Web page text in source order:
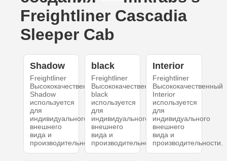
Freightliner Cascadia
Sleeper Cab
Shadow
Freightliner
Высококачественный
Shadow
используется
для
индивидуального
внешнего
вида и
производительности.
black
Freightliner
Высококачественный
black
используется
для
индивидуального
внешнего
вида и
производительности.
Interior
Freightliner
Высококачественный
Interior
используется
для
индивидуального
внешнего
вида и
производительности.